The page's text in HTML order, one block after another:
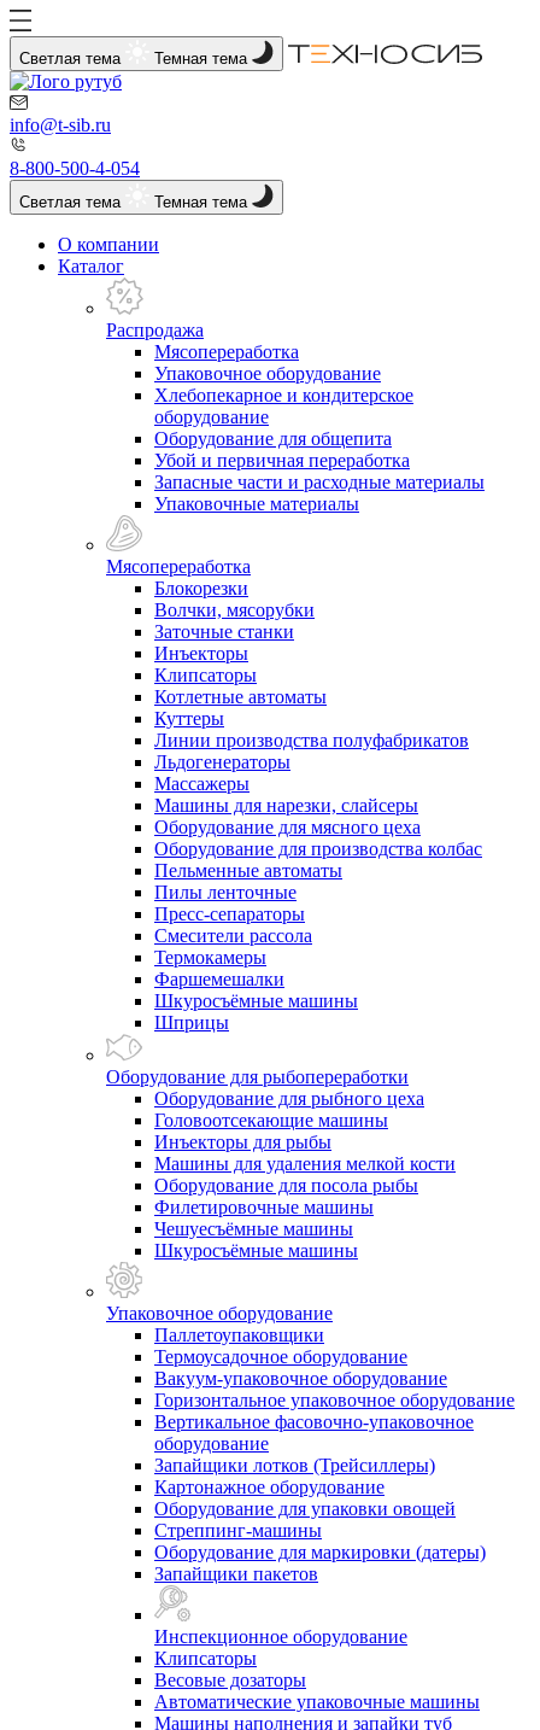
Светлая тема Темная тема
info@t-sib.ru
8-800-500-4-054
Светлая тема Темная тема
О компании
Каталог
Распродажа
Мясопереработка
Упаковочное оборудование
Хлебопекарное и кондитерское
оборудование
Оборудование для общепита
Убой и первичная переработка
Запасные части и расходные материалы
Упаковочные материалы
Мясопереработка
Блокорезки
Волчки, мясорубки
Заточные станки
Инъекторы
Клипсаторы
Котлетные автоматы
Куттеры
Линии производства полуфабрикатов
Льдогенераторы
Массажеры
Машины для нарезки, слайсеры
Оборудование для мясного цеха
Оборудование для производства колбас
Пельменные автоматы
Пилы ленточные
Пресс-сепараторы
Смесители рассола
Термокамеры
Фаршемешалки
Шкуросъёмные машины
Шприцы
Оборудование для рыбопереработки
Оборудование для рыбного цеха
Головоотсекающие машины
Инъекторы для рыбы
Машины для удаления мелкой кости
Оборудование для посола рыбы
Филетировочные машины
Чешуесъёмные машины
Шкуросъёмные машины
Упаковочное оборудование
Паллетоупаковщики
Термоусадочное оборудование
Вакуум-упаковочное оборудование
Горизонтальное упаковочное оборудование
Вертикальное фасовочно-упаковочное
оборудование
Запайщики лотков (Трейсиллеры)
Картонажное оборудование
Оборудование для упаковки овощей
Стреппинг-машины
Оборудование для маркировки (датеры)
Запайщики пакетов
Инспекционное оборудование
Клипсаторы
Весовые дозаторы
Автоматические упаковочные машины
Машины наполнения и запайки туб